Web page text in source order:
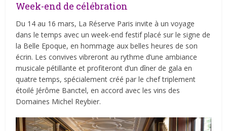
Week-end de célébration
Du 14 au 16 mars, La Réserve Paris invite à un voyage
dans le temps avec un week-end festif placé sur le signe de
la Belle Epoque, en hommage aux belles heures de son
écrin. Les convives vibreront au rythme d’une ambiance
musicale pétillante et profiteront d’un dîner de gala en
quatre temps, spécialement créé par le chef triplement
étoilé Jérôme Banctel, en accord avec les vins des
Domaines Michel Reybier.